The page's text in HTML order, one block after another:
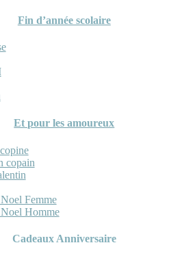
Fin d’année scolaire
Et pour les amoureux
copain
Femme
Homme
Cadeaux Anniversaire